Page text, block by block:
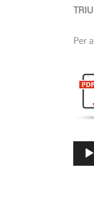
Per
Audio